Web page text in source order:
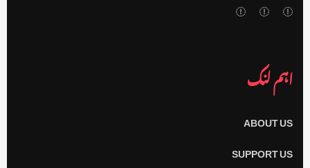
اہم لنک
ABOUT US
SUPPORT US